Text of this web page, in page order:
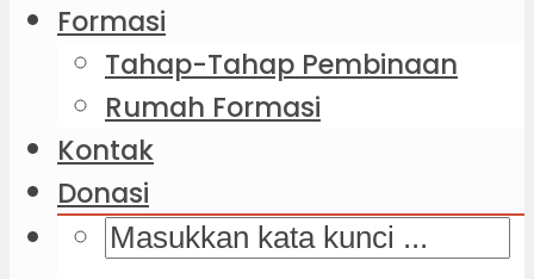
Formasi
Tahap-Tahap Pembinaan
Rumah Formasi
Kontak
Donasi